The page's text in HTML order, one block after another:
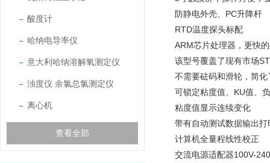
酸度计
哈纳电导率仪
意大利哈纳溶解氧测定仪
浊度仪 余氯总氯测定仪
离心机
查看全部
防静电外壳、PC升降杆
RTD温度探头标配
ARM芯片处理器，更快
该型号覆盖了现有市场
不需要砝码和滑轮，简化
可锁定粘度值、KU值、
粘度值显示连续变化
带有自动测试数据输出打
计算机全量程线性校正
交流电源适配器100V-